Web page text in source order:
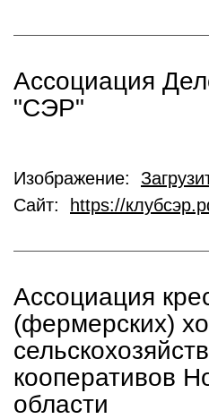
Ассоциация
"СЭР"
Изображение:
Сайт:
https://
Ассоциация
(фермерских)
кооперативов
области